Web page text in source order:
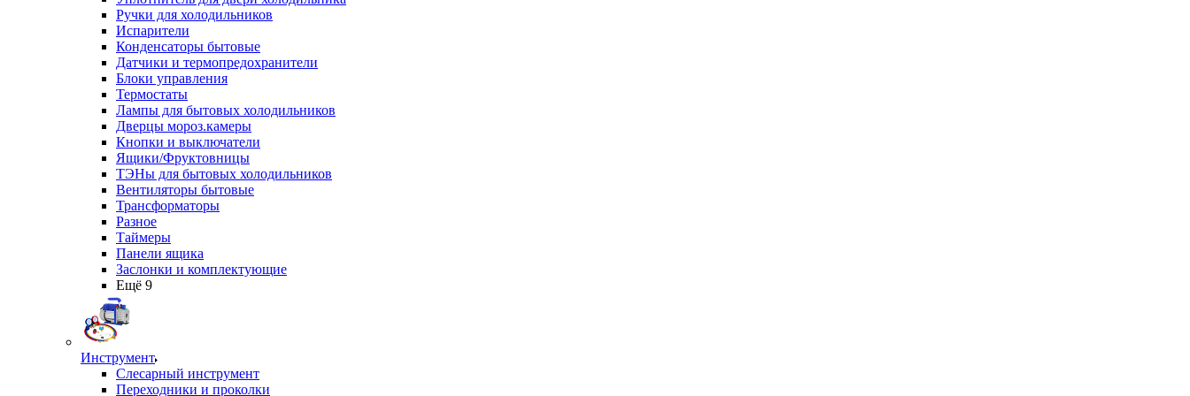
Ручки для холодильников
Испарители
Конденсаторы бытовые
Датчики и термопредохранители
Блоки управления
Термостаты
Лампы для бытовых холодильников
Дверцы мороз.камеры
Кнопки и выключатели
Ящики/Фруктовницы
ТЭНы для бытовых холодильников
Вентиляторы бытовые
Трансформаторы
Разное
Таймеры
Панели ящика
Заслонки и комплектующие
Ещё 9
Инструмент
Слесарный инструмент
Переходники и проколки